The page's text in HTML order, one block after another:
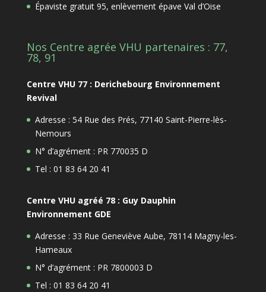
Épaviste gratuit 95, enlèvement épave Val d’Oise
Nos Centre agrée VHU partenaires : 77,
78, 91
Centre VHU 77 : Derichebourg Environnement
Revival
Adresse : 54 Rue des Prés, 77140 Saint-Pierre-lès-
Nemours
N° d’agrément : PR 770035 D
Tel : 01 83 64 20 41
Centre VHU agréé 78 : Guy Dauphin
Environnement GDE
Adresse : 33 Rue Geneviève Aube, 78114 Magny-les-
Hameaux
N° d’agrément : PR 7800003 D
Tel : 01 83 64 20 41